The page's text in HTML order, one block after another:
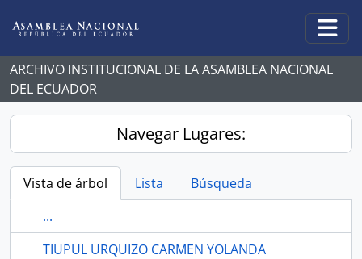
ARCHIVO INSTITUCIONAL DE LA ASAMBLEA NACIONAL
DEL ECUADOR
Navegar Lugares:
Vista de árbol Lista
Búsqueda
...
TIUPUL URQUIZO CARMEN YOLANDA